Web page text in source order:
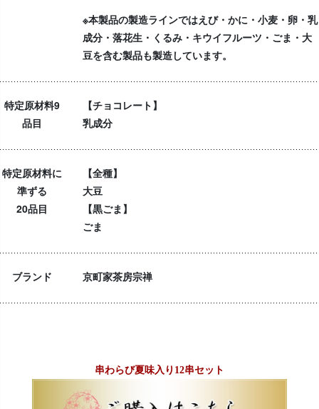
※本製品の製造ラインではえび・かに・小麦・卵・乳
成分・落花生・くるみ・キウイフルーツ・ごま・大
豆を含む製品も製造しています。
特定原材料9
品目
【チョコレート】
乳成分
特定原材料に
準ずる
20品目
【全種】
大豆
【黒ごま】
ごま
ブランド 京町家茶房宗禅
串わらび夏味入り12串セット